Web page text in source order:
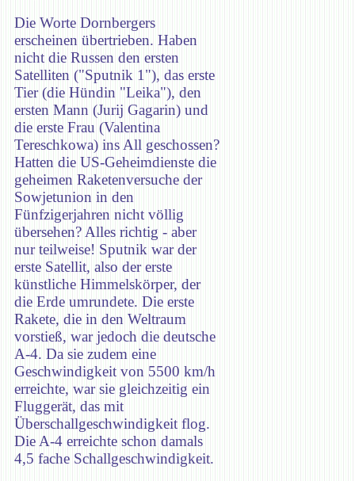
Die Worte Dornbergers
erscheinen übertrieben. Haben
nicht die Russen den ersten
Satelliten ("Sputnik 1"), das erste
Tier (die Hündin "Leika"), den
ersten Mann (Jurij Gagarin) und
die erste Frau (Valentina
Tereschkowa) ins All geschossen?
Hatten die US-Geheimdienste die
geheimen Raketenversuche der
Sowjetunion in den
Fünfzigerjahren nicht völlig
übersehen? Alles richtig - aber
nur teilweise! Sputnik war der
erste Satellit, also der erste
künstliche Himmelskörper, der
die Erde umrundete. Die erste
Rakete, die in den Weltraum
vorstieß, war jedoch die deutsche
A-4. Da sie zudem eine
Geschwindigkeit von 5500 km/h
erreichte, war sie gleichzeitig ein
Fluggerät, das mit
Überschallgeschwindigkeit flog.
Die A-4 erreichte schon damals
4,5 fache Schallgeschwindigkeit.